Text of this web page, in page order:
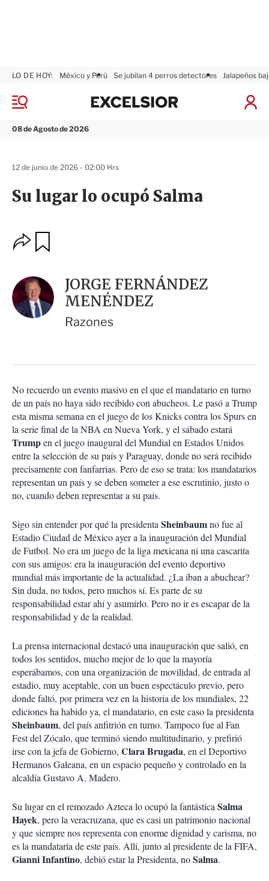
M
n
08 de Agosto de 2026
LO DE HOY: México y Perú Se jubilan 4 perros detectores Jalapeños
I
x
Su lugar lo ocupó Salma
12 de junio de 2026 - 02:00 Hrs
O
p
o
n
e
s
o
a
r
t
i
r
a
r
JORGE FERNÁNDEZ
MENÉNDEZ
Razones
No recuerdo un evento masivo en el que el mandatario en turno
de un país no haya sido recibido con abucheos. Le pasó a Trump
esta misma semana en el juego de los Knicks contra los Spurs en
la serie final de la NBA en Nueva York, y el sábado estará
Trumpen el juego inaugural del Mundial en Estados Unidos
entre la selección de su país y Paraguay, donde no será recibido
precisamente con fanfarrias. Pero de eso se trata: los mandatarios
representan un país y se deben someter a ese escrutinio, justo o
no, cuando deben representar a su país.
Sigo sin entender por qué la presidenta Sheinbaumno fue al
Estadio Ciudad de México ayer a la inauguración del Mundial
de Futbol. No era un juego de la liga mexicana ni una cascarita
con sus amigos: era la inauguración del evento deportivo
mundial más importante de la actualidad. ¿La iban a abuchear?
Sin duda, no todos, pero muchos sí. Es parte de su
responsabilidad estar ahí y asumirlo. Pero no ir es escapar de la
responsabilidad y de la realidad.
La prensa internacional destacó una inauguración que salió, en
todos los sentidos, mucho mejor de lo que la mayoría
esperábamos, con una organización de movilidad, de entrada al
estadio, muy aceptable, con un buen espectáculo previo, pero
donde faltó, por primera vez en la historia de los mundiales, 22
ediciones ha habido ya, el mandatario, en este caso la presidenta
Sheinbaum, del país anfitrión en turno. Tampoco fue al Fan
Fest del Zócalo, que terminó siendo multitudinario, y prefirió
irse con la jefa de Gobierno, Clara Brugada, en el Deportivo
Hermanos Galeana, en un espacio pequeño y controlado en la
alcaldía Gustavo A. Madero.
Su lugar en el remozado Azteca lo ocupó la fantástica Salma
Hayek, pero la veracruzana, que es casi un patrimonio nacional
y que siempre nos representa con enorme dignidad y carisma, no
es la mandataria de este país. Allí, junto al presidente de la FIFA,
Gianni Infantino, debió estar la Presidenta, noSalma.